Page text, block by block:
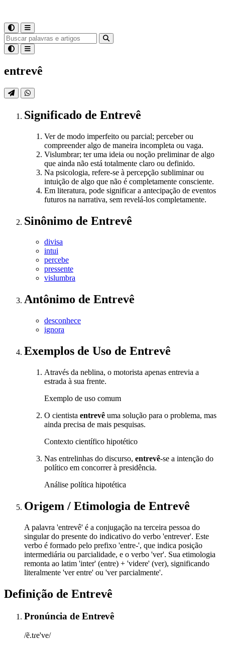
entrevê
Significado de Entrevê
Ver de modo imperfeito ou parcial; perceber ou
compreender algo de maneira incompleta ou vaga.
Vislumbrar; ter uma ideia ou noção preliminar de algo
que ainda não está totalmente claro ou definido.
Na psicologia, refere-se à percepção subliminar ou
intuição de algo que não é completamente consciente.
Em literatura, pode significar a antecipação de eventos
futuros na narrativa, sem revelá-los completamente.
Sinônimo de Entrevê
divisa
intui
percebe
pressente
vislumbra
Antônimo de Entrevê
desconhece
ignora
Exemplos de Uso de Entrevê
Através da neblina, o motorista apenas entrevia a
estrada à sua frente.
Exemplo de uso comum
O cientista entrevê uma solução para o problema, mas
ainda precisa de mais pesquisas.
Contexto científico hipotético
Nas entrelinhas do discurso, entrevê-se a intenção do
político em concorrer à presidência.
Análise política hipotética
Origem / Etimologia de Entrevê
A palavra 'entrevê' é a conjugação na terceira pessoa do
singular do presente do indicativo do verbo 'entrever'. Este
verbo é formado pelo prefixo 'entre-', que indica posição
intermediária ou parcialidade, e o verbo 'ver'. Sua etimologia
remonta ao latim 'inter' (entre) + 'videre' (ver), significando
literalmente 'ver entre' ou 'ver parcialmente'.
Definição de Entrevê
Pronúncia de Entrevê
/ẽ.tɾe've/